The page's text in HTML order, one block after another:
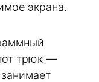
экрана.
трюк —